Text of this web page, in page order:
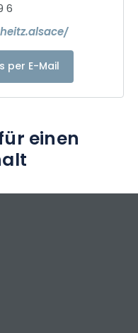
6
per E-Mail
einen